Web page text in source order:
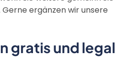
ergänzen wir unsere
gratis und legal